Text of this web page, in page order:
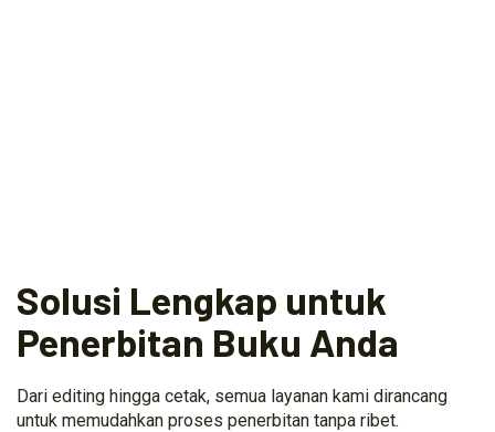
Solusi Lengkap untuk
Penerbitan Buku Anda
Dari editing hingga cetak, semua layanan kami dirancang
untuk memudahkan proses penerbitan tanpa ribet.